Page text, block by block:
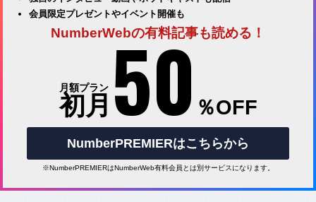
会員限定プレゼントやイベント開催も
NumberWebの有料記事も読める！
月額プラン
初月 50 ％OFF
NumberPREMIERはこちらから
※NumberPREMIERはNumberWeb有料会員とは別サービスになります。